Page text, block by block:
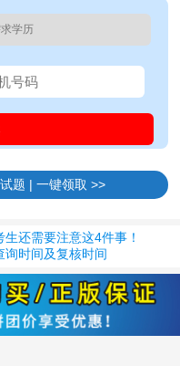
题 | 一键领取 >>
还需要注意这4件事！
时间及复核时间